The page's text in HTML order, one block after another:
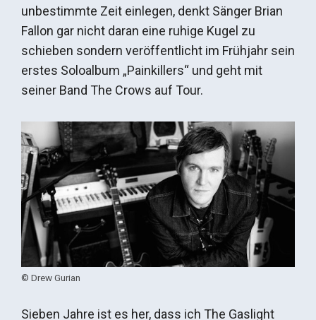
unbestimmte Zeit einlegen, denkt Sänger Brian
Fallon gar nicht daran eine ruhige Kugel zu
schieben sondern veröffentlicht im Frühjahr sein
erstes Soloalbum „Painkillers“ und geht mit
seiner Band The Crows auf Tour.
© Drew Gurian
Sieben Jahre ist es her, dass ich The Gaslight